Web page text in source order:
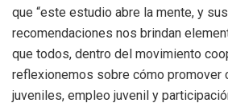
que “este estudio abre la mente, y
recomendaciones nos brindan
que todos, dentro del movimiento
reflexionemos sobre cómo promover
juveniles, empleo juvenil y